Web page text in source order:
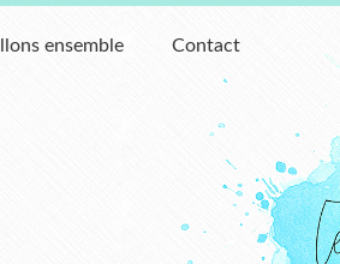
ensemble Contact